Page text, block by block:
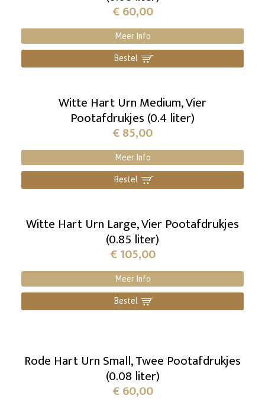
€60,00
Meer Info
Bestel ]
Witte Hart Urn Medium, Vier
Pootafdrukjes (0.4 liter)
€85,00
Meer Info
Bestel ]
Witte Hart Urn Large, Vier Pootafdrukjes
(0.85 liter)
€105,00
Meer Info
Bestel ]
Rode Hart Urn Small, Twee Pootafdrukjes
(0.08 liter)
€60,00